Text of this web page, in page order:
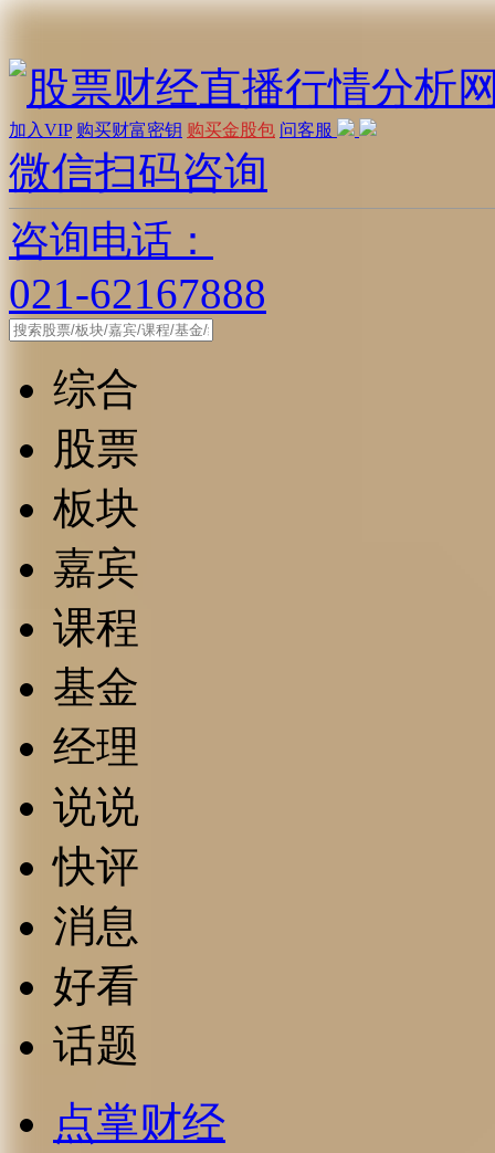
加入VIP 购买财富密钥 购买金股包 问客服
微信扫码咨询
咨询电话：
021-62167888
综合
股票
板块
嘉宾
课程
基金
经理
说说
快评
消息
好看
话题
点掌财经